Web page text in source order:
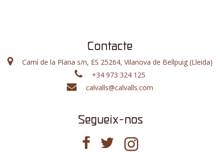
Contacte
Camí de la Plana s/n, ES 25264, Vilanova de Bellpuig (Lleida)
+34 973 324 125
calvalls@calvalls.com
Segueix-nos